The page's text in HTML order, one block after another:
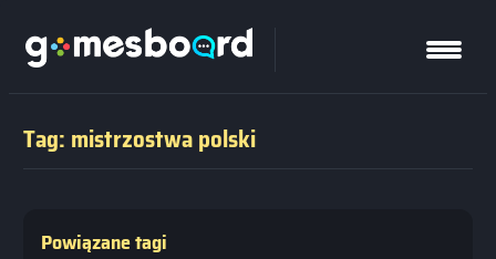
Tag: mistrzostwa polski
Powiązane tagi